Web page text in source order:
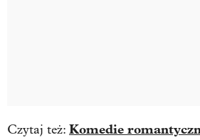
Czytaj też: Komedie